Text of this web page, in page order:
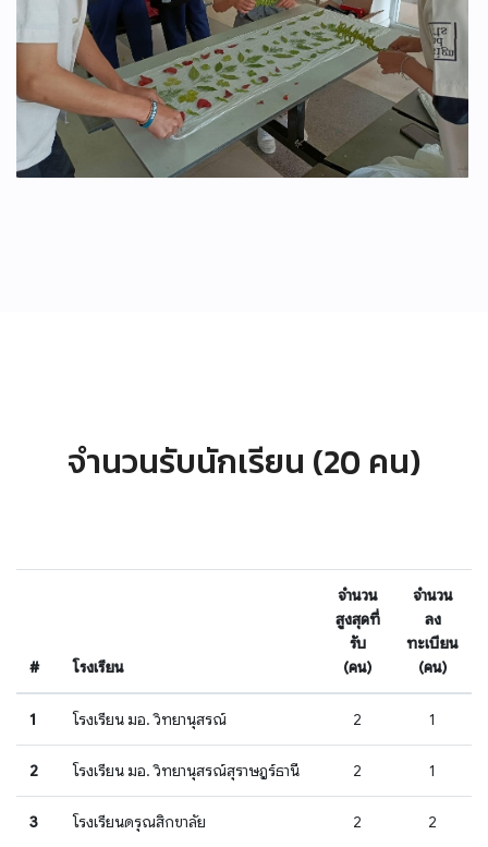
จำนวนรับนักเรียน (20 คน)
# โรงเรียน
จำนวน
สูงสุดที่
รับ
(คน)
จำนวน
ลง
ทะเบียน
(คน)
1 โรงเรียน มอ. วิทยานุสรณ์ 2 1
2 โรงเรียน มอ. วิทยานุสรณ์สุราษฎร์ธานี 2 1
3 โรงเรียนดรุณสิกขาลัย 2 2